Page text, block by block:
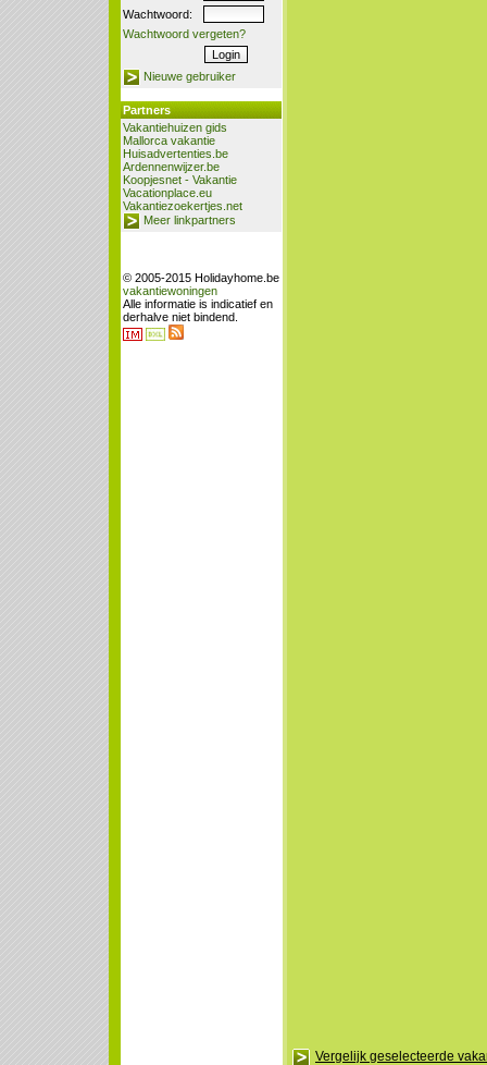
Wachtwoord:
Wachtwoord vergeten?
Nieuwe gebruiker
Partners
Vakantiehuizen gids
Mallorca vakantie
Huisadvertenties.be
Ardennenwijzer.be
Koopjesnet - Vakantie
Vacationplace.eu
Vakantiezoekertjes.net
Meer linkpartners
© 2005-2015 Holidayhome.be
vakantiewoningen
Alle informatie is indicatief en
derhalve niet bindend.
Vergelijk geselecteerde